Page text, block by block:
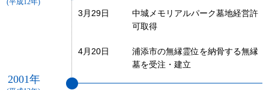
(平成12年)
3月29日
中城メモリアルパーク墓地経営許
可取得
4月20日
浦添市の無縁霊位を納骨する無縁
墓を受注・建立
2001年